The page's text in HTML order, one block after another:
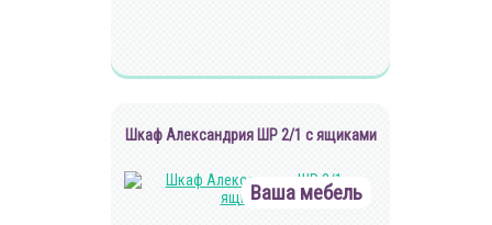
Шкаф Александрия ШР 2/1 с ящиками
Ваша мебель